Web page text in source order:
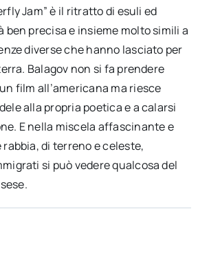
Jam” è il ritratto di esuli ed
ben precisa e insieme molto simili a
diverse che hanno lasciato per
Balagov non si fa prendere
film all’americana ma riesce
alla propria poetica e a calarsi
E nella miscela affascinante e
di terreno e celeste,
si può vedere qualcosa del